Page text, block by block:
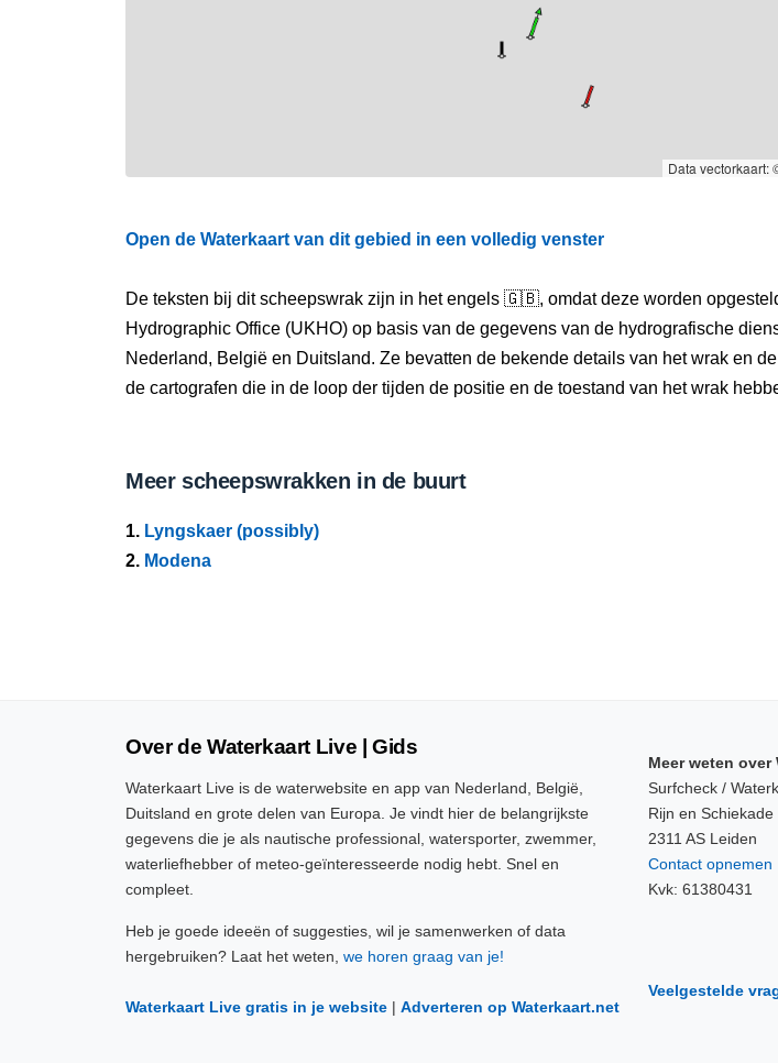
Data vectorkaart:
Open de Waterkaart van dit gebied in een volledig venster
De teksten bij dit scheepswrak zijn in het engels 🇬🇧, omdat deze worden
Hydrographic Office (UKHO) op basis van de gegevens van de hydrografische
Nederland, België en Duitsland. Ze bevatten de bekende details van het wrak en
de cartografen die in de loop der tijden de positie en de toestand van het wrak
Meer scheepswrakken in de buurt
1. Lyngskaer (possibly)
2. Modena
Over de Waterkaart Live | Gids
Waterkaart Live is de waterwebsite en app van Nederland, België,
Duitsland en grote delen van Europa. Je vindt hier de belangrijkste
gegevens die je als nautische professional, watersporter, zwemmer,
waterliefhebber of meteo-geïnteresseerde nodig hebt. Snel en
compleet.
Heb je goede ideeën of suggesties, wil je samenwerken of data
hergebruiken? Laat het weten, we horen graag van je!
Waterkaart Live gratis in je website | Adverteren op Waterkaart.net
Meer weten over
Surfcheck /
Rijn en Schiekade
2311 AS Leiden
Contact opnemen
Kvk: 61380431
Veelgestelde